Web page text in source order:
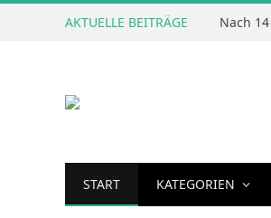
AKTUELLE BEITRÄGE Nach
START KATEGORIEN